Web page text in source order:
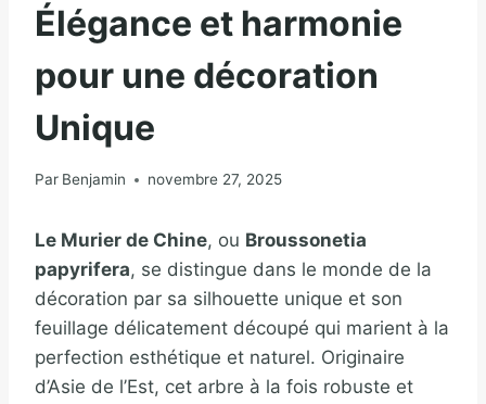
Élégance et harmonie
pour une décoration
Unique
Par Benjamin novembre 27, 2025
Le Murier de Chine, ou Broussonetia
papyrifera, se distingue dans le monde de la
décoration par sa silhouette unique et son
feuillage délicatement découpé qui marient à la
perfection esthétique et naturel. Originaire
d’Asie de l’Est, cet arbre à la fois robuste et